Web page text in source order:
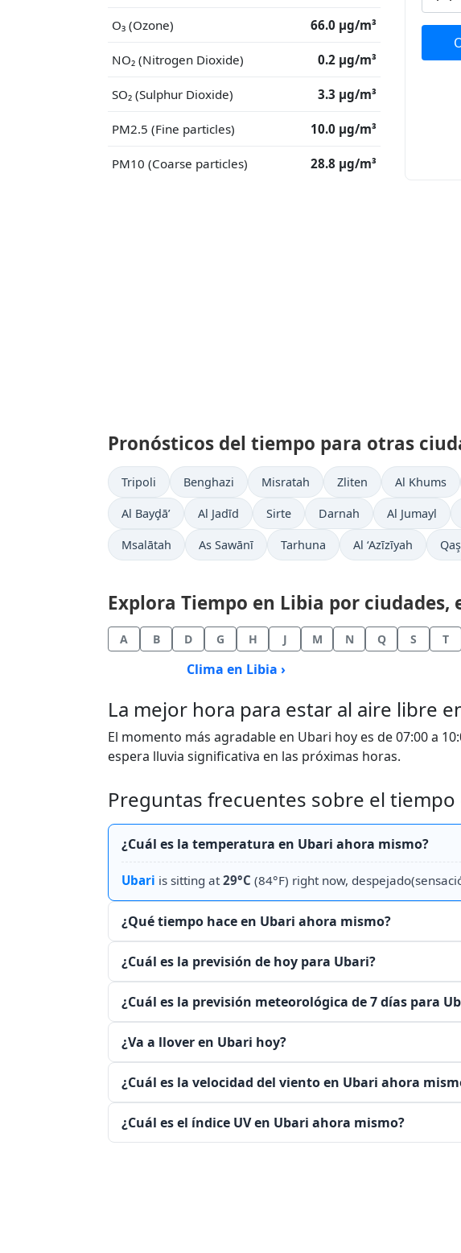
O₃ (Ozone) 66.0 μg/m³
NO₂ (Nitrogen Dioxide) 0.2 μg/m³
SO₂ (Sulphur Dioxide) 3.3 μg/m³
PM2.5 (Fine particles) 10.0 μg/m³
PM10 (Coarse particles) 28.8 μg/m³
Pronósticos del tiempo para otras
Tripoli Benghazi Misratah Zliten Al Khums
Al Bayḑā’ Al Jadīd Sirte Darnah Al Jumayl
Msalātah As Sawānī Tarhuna Al ‘Azīzīyah
Explora Tiempo en Libia por
A B D G H J M N Q S T
Clima en Libia ›
La mejor hora para estar al aire libre
El momento más agradable en Ubari hoy es de 07:00 a
espera lluvia significativa en las próximas horas.
Preguntas frecuentes sobre el tiempo
¿Cuál es la temperatura en Ubari ahora mismo?
Ubari is sitting at29°C (84°F) right now,
¿Qué tiempo hace en Ubari ahora mismo?
¿Cuál es la previsión de hoy para Ubari?
¿Cuál es la previsión meteorológica de 7 días para
¿Va a llover en Ubari hoy?
¿Cuál es la velocidad del viento en Ubari ahora
¿Cuál es el índice UV en Ubari ahora mismo?